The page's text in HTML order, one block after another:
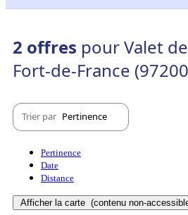
2 offres pour Valet
Fort-de-France
Trier par Pertinence
Pertinence
Date
Distance
Afficher la carte (contenu non-